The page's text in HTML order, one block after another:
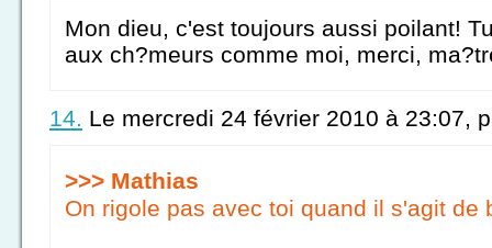
Mon dieu, c'est toujours aussi poilant!
aux ch?meurs comme moi, merci,
14. Le mercredi 24 février 2010 à 23:07,
>>> Mathias
On rigole pas avec toi quand il s'agit de